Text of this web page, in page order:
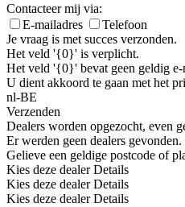
Contacteer mij via:
E-mailadres
Telefoon
Je vraag is met succes verzonden.
Het veld '{0}' is verplicht.
Het veld '{0}' bevat geen geldig e-
U dient akkoord te gaan met het
nl-BE
Verzenden
Dealers worden opgezocht, even
Er werden geen dealers gevonden.
Gelieve een geldige postcode of
Kies deze dealer Details
Kies deze dealer Details
Kies deze dealer Details